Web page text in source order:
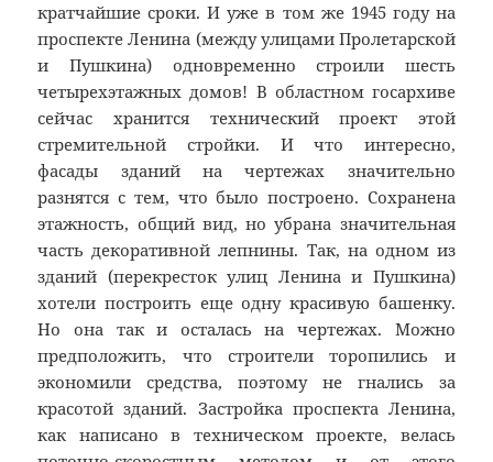
кратчайшие сроки. И уже в том же 1945 году на
проспекте Ленина (между улицами Пролетарской
и Пушкина) одновременно строили шесть
четырехэтажных домов! В областном госархиве
сейчас хранится технический проект этой
стремительной стройки. И что интересно,
фасады зданий на чертежах значительно
разнятся с тем, что было построено. Сохранена
этажность, общий вид, но убрана значительная
часть декоративной лепнины. Так, на одном из
зданий (перекресток улиц Ленина и Пушкина)
хотели построить еще одну красивую башенку.
Но она так и осталась на чертежах. Можно
предположить, что строители торопились и
экономили средства, поэтому не гнались за
красотой зданий. Застройка проспекта Ленина,
как написано в техническом проекте, велась